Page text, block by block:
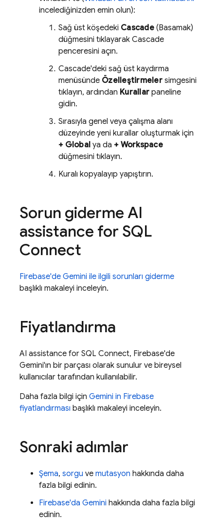
incelediğinizden emin olun):
Sağ üst köşedeki Cascade(Basamak)
düğmesini tıklayarak Cascade
penceresini açın.
Cascade'deki sağ üst kaydırma
menüsünde Özelleştirmelersimgesini
tıklayın, ardından Kurallar paneline
gidin.
Sırasıyla genel veya çalışma alanı
düzeyinde yeni kurallar oluşturmak için
+ Global ya da + Workspace
düğmesini tıklayın.
Kuralı kopyalayıp yapıştırın.
Sorun giderme AI
assistance for SQL
Connect
Firebase'de Gemini ile ilgili sorunları giderme
başlıklı makaleyi inceleyin.
Fiyatlandırma
AI assistance for SQL Connect, Firebase'de
Gemini'ın bir parçası olarak sunulur ve bireysel
kullanıcılar tarafından kullanılabilir.
Daha fazla bilgi için Gemini in Firebase
fiyatlandırması başlıklı makaleyi inceleyin.
Sonraki adımlar
Şema, sorgu ve mutasyon hakkında daha
fazla bilgi edinin.
Firebase'da Gemini hakkında daha fazla bilgi
edinin.